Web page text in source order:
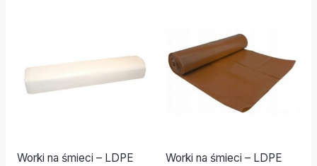
Worki na śmieci – LDPE
Worki na śmieci – LDPE